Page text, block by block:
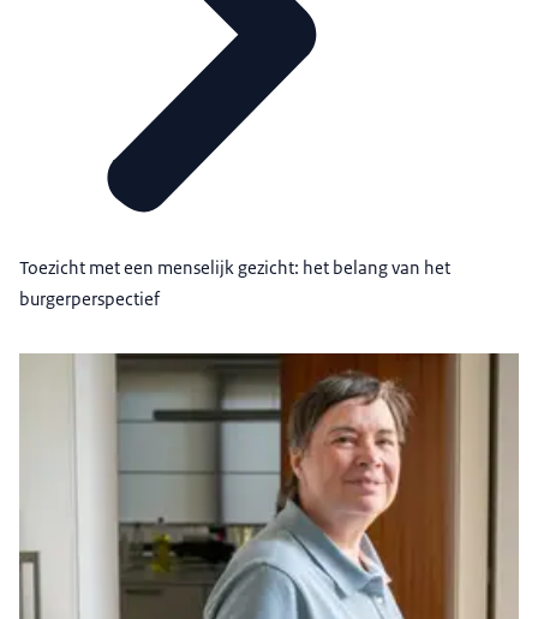
Toezicht met een menselijk gezicht: het belang van het
burgerperspectief